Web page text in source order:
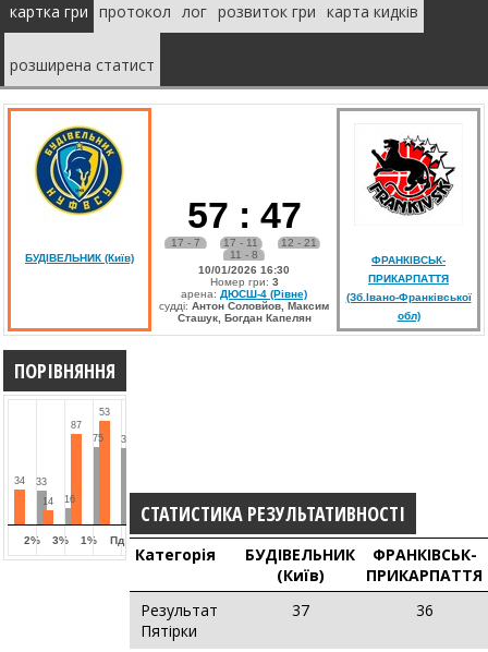
картка гри протокол лог розвиток гри карта кидків
розширена статист
БУДІВЕЛЬНИК (Київ)
57 : 47
17 - 7 17 - 11
12 - 21
11 - 8
10/01/2026 16:30
Номер гри: 3
арена: ДЮСШ-4 (Рівне)
судді: Антон Соловйов, Максим
Сташук, Богдан Капелян
ФРАНКІВСЬК-
ПРИКАРПАТТЯ
(Зб.Івано-Франківської
обл)
ПОРІВНЯННЯ
34 33
2%
14 16
3%
87
75
1%
53
39
Пд
СТАТИСТИКА РЕЗУЛЬТАТИВНОСТІ
Категорія
БУДІВЕЛЬНИК
(Київ)
ФРАНКІВСЬК-
ПРИКАРПАТТЯ
Результат
Пятірки
37 36